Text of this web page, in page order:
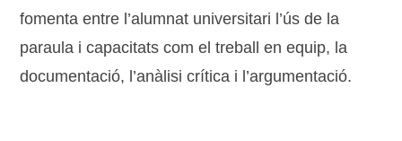
fomenta entre l’alumnat universitari l’ús de la
paraula i capacitats com el treball en equip, la
documentació, l’anàlisi crítica i l’argumentació.